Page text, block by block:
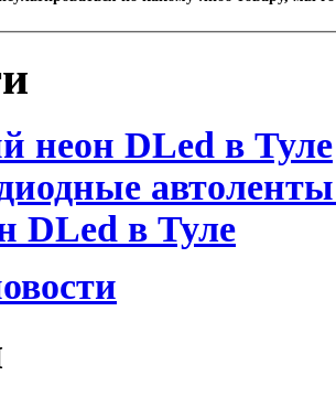
неон DLed в Туле
DLed в Туле